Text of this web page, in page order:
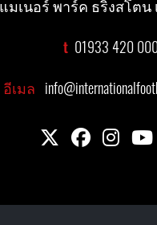
มเนอร์ พาร์ค ธริงสโตน เ
t 01933 420
อีเมล